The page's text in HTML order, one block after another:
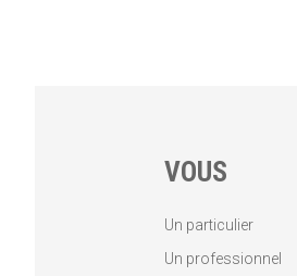
VOUS
Un particulier
Un professionnel